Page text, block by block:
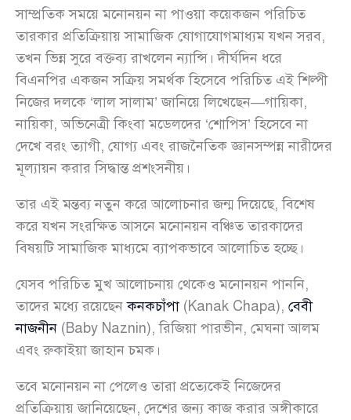
সাম্প্রতিক সময়ে মনোনয়ন না পাওয়া কয়েকজন পরিচিত
তারকার প্রতিক্রিয়ায় সামাজিক যোগাযোগমাধ্যম যখন সরব,
তখন ভিন্ন সুরে বক্তব্য রাখলেন ন্যান্সি। দীর্ঘদিন ধরে
বিএনপির একজন সক্রিয় সমর্থক হিসেবে পরিচিত এই শিল্পী
নিজের দলকে ‘লাল সালাম’ জানিয়ে লিখেছেন—গায়িকা,
নায়িকা, অভিনেত্রী কিংবা মডেলদের ‘শোপিস’ হিসেবে না
দেখে বরং ত্যাগী, যোগ্য এবং রাজনৈতিক জ্ঞানসম্পন্ন নারীদের
মূল্যায়ন করার সিদ্ধান্ত প্রশংসনীয়।
তার এই মন্তব্য নতুন করে আলোচনার জন্ম দিয়েছে, বিশেষ
করে যখন সংরক্ষিত আসনে মনোনয়ন বঞ্চিত তারকাদের
বিষয়টি সামাজিক মাধ্যমে ব্যাপকভাবে আলোচিত হচ্ছে।
যেসব পরিচিত মুখ আলোচনায় থেকেও মনোনয়ন পাননি,
তাদের মধ্যে রয়েছেনকনকচাঁপা (Kanak Chapa), বেবী
নাজনীন (Baby Naznin), রিজিয়া পারভীন, মেঘনা আলম
এবং রুকাইয়া জাহান চমক।
তবে মনোনয়ন না পেলেও তারা প্রত্যেকেই নিজেদের
প্রতিক্রিয়ায় জানিয়েছেন, দেশের জন্য কাজ করার অঙ্গীকারে